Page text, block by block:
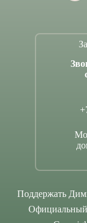
Поддержать
Официальный